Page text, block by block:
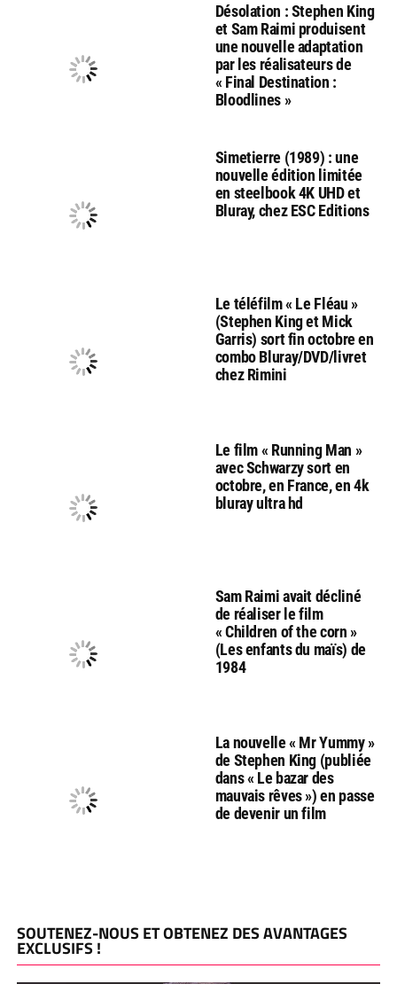
Désolation : Stephen King
et Sam Raimi produisent
une nouvelle adaptation
par les réalisateurs de
« Final Destination :
Bloodlines »
Simetierre (1989) : une
nouvelle édition limitée
en steelbook 4K UHD et
Bluray, chez ESC Editions
Le téléfilm « Le Fléau »
(Stephen King et Mick
Garris) sort fin octobre en
combo Bluray/DVD/livret
chez Rimini
Le film « Running Man »
avec Schwarzy sort en
octobre, en France, en 4k
bluray ultra hd
Sam Raimi avait décliné
de réaliser le film
« Children of the corn »
(Les enfants du maïs) de
1984
La nouvelle « Mr Yummy »
de Stephen King (publiée
dans « Le bazar des
mauvais rêves ») en passe
de devenir un film
SOUTENEZ-NOUS ET OBTENEZ DES AVANTAGES
EXCLUSIFS !